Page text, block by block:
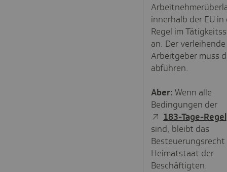
innerhalb der EU in
Regel im
an. Der verleihende
Arbeitgeber muss
abführen.
Aber: Wenn alle
Bedingungen der
183-Tage-Regel
sind, bleibt das
Besteuerungsrecht
Heimatstaat der
Beschäftigten.